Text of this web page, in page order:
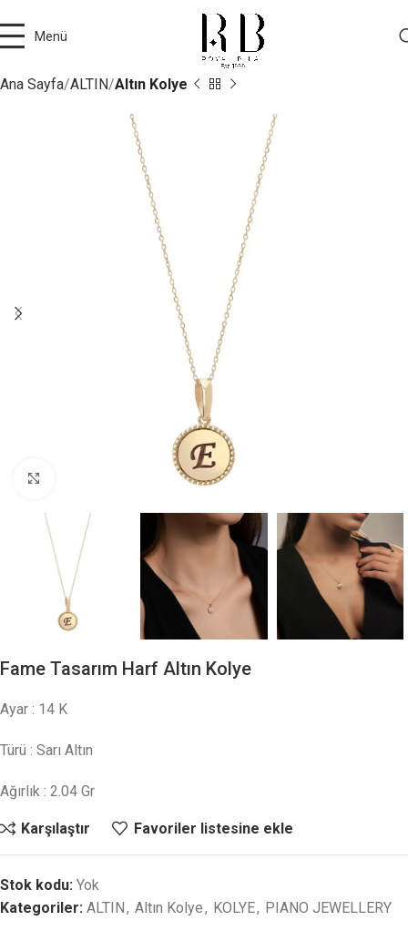
Menü
Ana Sayfa ALTIN Altın Kolye
Fame Tasarım Harf Altın Kolye
Ayar : 14 K
Türü : Sarı Altın
Ağırlık : 2.04 Gr
Karşılaştır Favoriler listesine ekle
Stok kodu: Yok
Kategoriler: ALTIN , Altın Kolye, KOLYE, PIANO JEWELLERY